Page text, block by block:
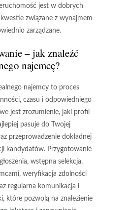
jest w dobrych
związane z wynajmem
zarządzane.
– jak znaleźć
najemcę?
najemcy to proces
czasu i odpowiedniego
jest zrozumienie, jaki profil
pasuje do Twojej
przeprowadzenie dokładnej
kandydatów. Przygotowanie
wstępna selekcja,
weryfikacja zdolności
regularna komunikacja i
które pozwolą na znalezienie